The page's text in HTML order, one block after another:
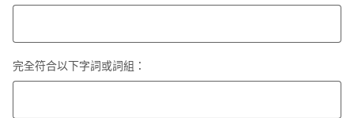
完全符合以下字詞或詞組：